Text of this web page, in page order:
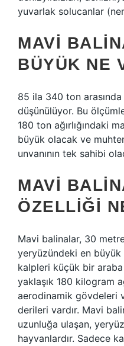
yuvarlak solucanlar
MAVI
BÜYÜK NE
85 ila 340 ton
düşünülüyor. Bu
180 ton ağırlığındaki
büyük olacak ve
unvanının tek sahibi
MAVI
ÖZELLIĞI
Mavi balinalar, 30
yeryüzündeki en büyük
kalpleri küçük bir
yaklaşık 180 kilogram
aerodinamik gövdeleri
derileri vardır. Mavi
uzunluğa ulaşan,
hayvanlardır. Sadece